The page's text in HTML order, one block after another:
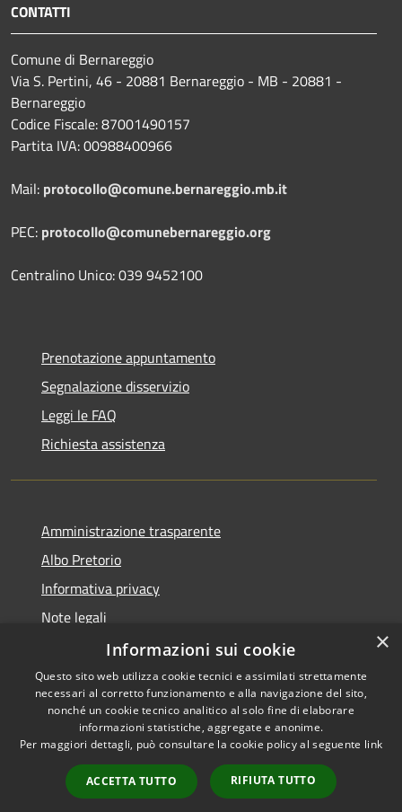
CONTATTI
Comune di Bernareggio
Via S. Pertini, 46 - 20881 Bernareggio - MB - 20881 -
Bernareggio
Codice Fiscale: 87001490157
Partita IVA: 00988400966
Mail: protocollo@comune.bernareggio.mb.it
PEC: protocollo@comunebernareggio.org
Centralino Unico: 039 9452100
Prenotazione appuntamento
Segnalazione disservizio
Leggi le FAQ
Richiesta assistenza
Amministrazione trasparente
Albo Pretorio
Informativa privacy
Note legali
Dichiarazione di accessibilità
RSS
Copyright © 2026 • Comune di
Municipium•
Accesso
redazione
×
Informazioni sui cookie
Questo sito web utilizza cookie tecnici e assimilati strettamente
necessari al corretto funzionamento e alla navigazione del sito,
nonché un cookie tecnico analitico al solo fine di elaborare
informazioni statistiche, aggregate e anonime.
Per maggiori dettagli, può consultare la cookie policy al seguente link
ACCETTA TUTTO RIFIUTA TUTTO